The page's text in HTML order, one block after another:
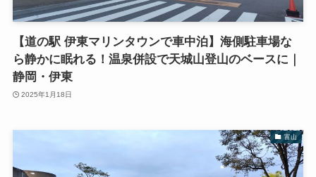
【道の駅 伊東マリンタウンで車中泊】海側駐車場な
ら静かに眠れる！温泉併設で天城山登山のベースに｜
静岡・伊東
2025年1月18日
富山